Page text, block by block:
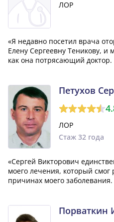
ЛОР
«Я недавно посетил врача
Елену Сергеевну Теникову, и
как она потрясающий доктор.
каждому, кто нуждается в
Петухов
ЛОР
Стаж 32 года
«Сергей Викторович
моего лечения, который смог
причинах моего
Порваткин